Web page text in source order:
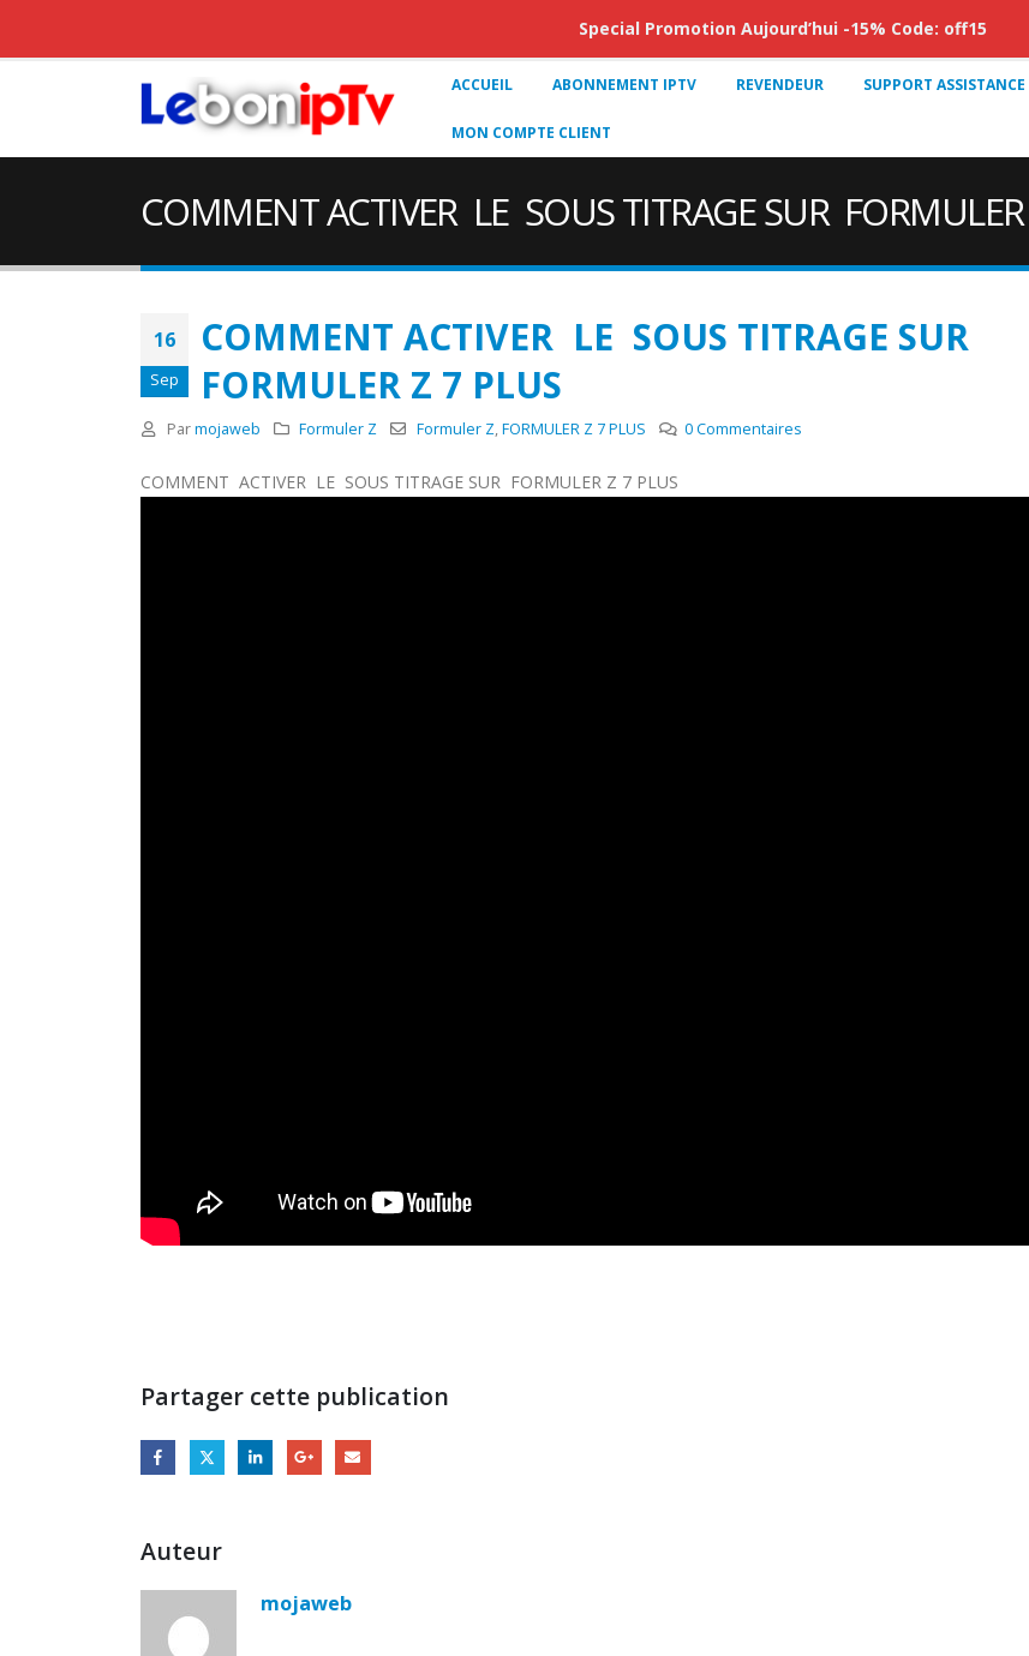
ACCUEIL ABONNEMENT IPTV REVENDEUR SUPPORT ASSISTANCE
MON COMPTE CLIENT
COMMENT ACTIVER LE SOUS TITRAGE SUR
16
Sep
COMMENT ACTIVER LE SOUS TITRAGE SUR
FORMULER Z 7 PLUS
Par mojaweb Formuler Z Formuler Z,FORMULER Z 7 PLUS 0 Commentaires
COMMENT ACTIVER LE SOUS TITRAGE SUR FORMULER Z 7 PLUS
Partager cette publication
Auteur
mojaweb
Special Promotion Aujourd’hui -15% Code: off15